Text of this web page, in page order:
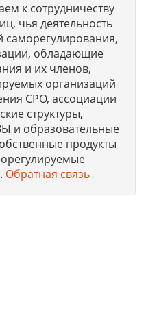
к сотрудничеству
чья деятельность
саморегулирования,
обладающие
и их членов,
организаций
СРО, ассоциации
структуры,
и образовательные
продукты
Обратная связь